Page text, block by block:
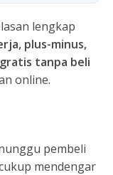
lengkap
plus-minus,
tanpa beli
online.
pembeli
mendengar